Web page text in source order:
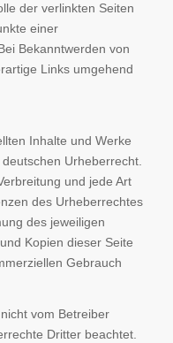
der verlinkten Seiten
einer
Bekanntwerden von
Links umgehend
Inhalte und Werke
Urheberrecht.
und jede Art
des Urheberrechtes
des jeweiligen
Kopien dieser Seite
Gebrauch
vom Betreiber
Dritter beachtet.